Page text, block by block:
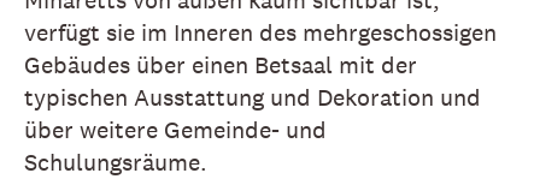
verfügt sie im Inneren des mehrgeschossigen
Gebäudes über einen Betsaal mit der
typischen Ausstattung und Dekoration und
über weitere Gemeinde- und
Schulungsräume.